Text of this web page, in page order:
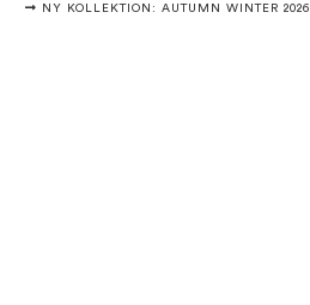
NY KOLLEKTION: AUTUMN WINTER 2026